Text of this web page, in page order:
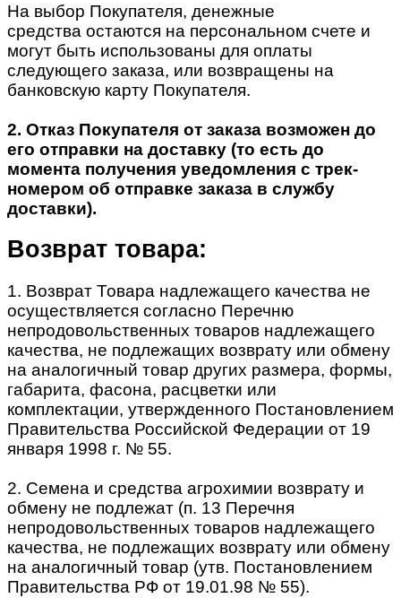
На выбор Покупателя, денежные
средства остаются на персональном счете и
могут быть использованы для оплаты
следующего заказа, или возвращены на
банковскую карту Покупателя.
2. Отказ Покупателя от заказа возможен до
его отправки на доставку (то есть до
момента получения уведомления с трек-
номером об отправке заказа в службу
доставки).
Возврат товара:
1. Возврат Товара надлежащего качества не
осуществляется согласно Перечню
непродовольственных товаров надлежащего
качества, не подлежащих возврату или обмену
на аналогичный товар других размера, формы,
габарита, фасона, расцветки или
комплектации, утвержденного Постановлением
Правительства Российской Федерации от 19
января 1998 г. № 55.
2. Семена и средства агрохимии возврату и
обмену не подлежат (п. 13 Перечня
непродовольственных товаров надлежащего
качества, не подлежащих возврату или обмену
на аналогичный товар (утв. Постановлением
Правительства РФ от 19.01.98 № 55).